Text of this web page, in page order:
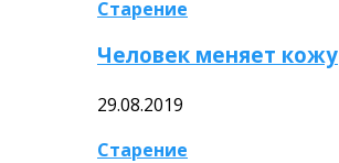
Старение
Человек меняет кожу
29.08.2019
Старение